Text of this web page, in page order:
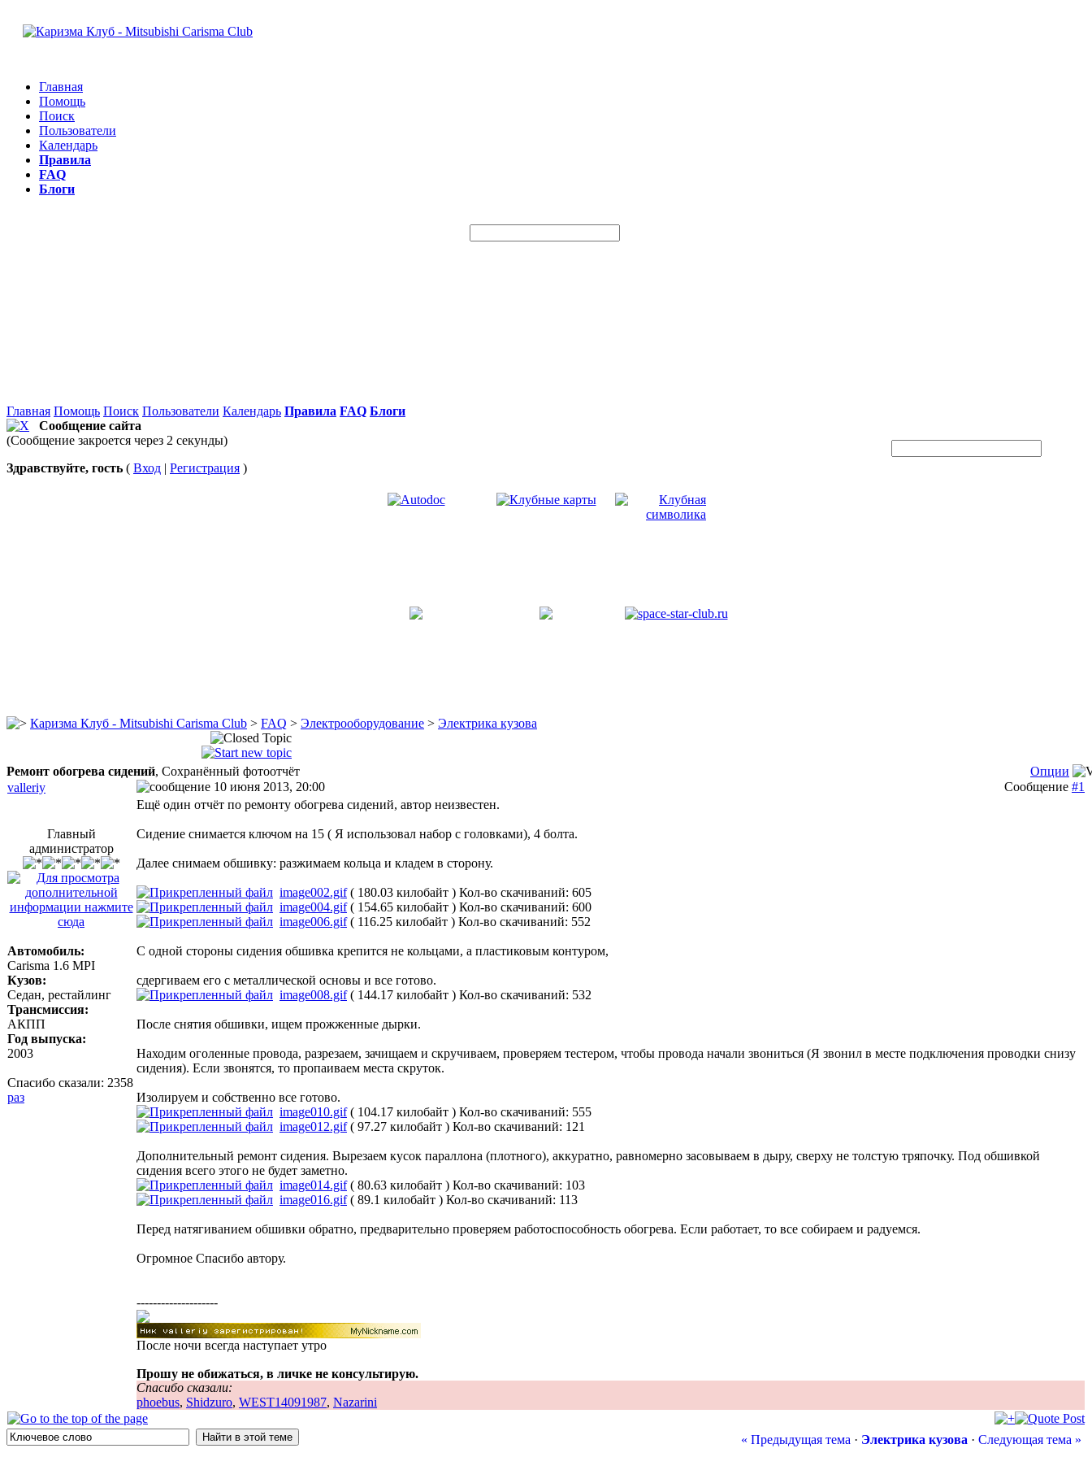
Главная
Помощь
Поиск
Пользователи
Календарь
Правила
FAQ
Блоги
Главная Помощь Поиск Пользователи Календарь Правила FAQ Блоги
Сообщение сайта
(Сообщение закроется через 2 секунды)
Здравствуйте, гость ( Вход | Регистрация )
Каризма Клуб - Mitsubishi Carisma Club > FAQ > Электрооборудование > Электрика кузова
Ремонт обогрева сидений, Сохранённый фотоотчёт
Опции
valleriy
10 июня 2013, 20:00 Сообщение #1
Главный
администратор
Автомобиль:
Carisma 1.6 MPI
Кузов:
Седан, рестайлинг
Трансмиссия:
АКПП
Год выпуска:
2003
Спасибо сказали: 2358
раз
Ещё один отчёт по ремонту обогрева сидений, автор неизвестен.
Сидение снимается ключом на 15 ( Я использовал набор с головками), 4 болта.
Далее снимаем обшивку: разжимаем кольца и кладем в сторону.
image002.gif( 180.03 килобайт ) Кол-во скачиваний: 605
image004.gif( 154.65 килобайт ) Кол-во скачиваний: 600
image006.gif( 116.25 килобайт ) Кол-во скачиваний: 552
С одной стороны сидения обшивка крепится не кольцами, а пластиковым контуром,
сдергиваем его с металлической основы и все готово.
image008.gif( 144.17 килобайт ) Кол-во скачиваний: 532
После снятия обшивки, ищем прожженные дырки.
Находим оголенные провода, разрезаем, зачищаем и скручиваем, проверяем тестером, чтобы провода начали звониться (Я звонил в месте подключения проводки снизу
сидения). Если звонятся, то пропаиваем места скруток.
Изолируем и собственно все готово.
image010.gif( 104.17 килобайт ) Кол-во скачиваний: 555
image012.gif( 97.27 килобайт ) Кол-во скачиваний: 121
Дополнительный ремонт сидения. Вырезаем кусок параллона (плотного), аккуратно, равномерно засовываем в дыру, сверху не толстую тряпочку. Под обшивкой
сидения всего этого не будет заметно.
image014.gif( 80.63 килобайт ) Кол-во скачиваний: 103
image016.gif( 89.1 килобайт ) Кол-во скачиваний: 113
Перед натягиванием обшивки обратно, предварительно проверяем работоспособность обогрева. Если работает, то все собираем и радуемся.
Огромное Спасибо автору.
--------------------
После ночи всегда наступает утро
Прошу не обижаться, в личке не консультирую.
Спасибо сказали:
phoebus, Shidzuro, WEST14091987, Nazarini
« Предыдущая тема · Электрика кузова · Следующая тема »